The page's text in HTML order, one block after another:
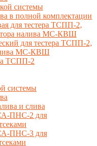
системы
в полной комплектации
для тестера ТСПП-2,
налива МС-КВШ
для тестера ТСПП-2,
МС-КВШ
ТСПП-2
системы
и слива
ПНС-2 для
ПНС-3 для